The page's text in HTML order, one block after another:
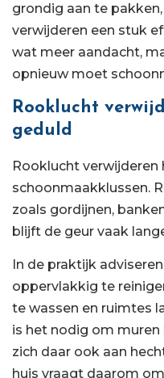
grondig aan te
verwijderen een stuk
wat meer aandacht,
opnieuw moet
Rooklucht
geduld
Rooklucht verwijderen
schoonmaakklussen.
zoals gordijnen,
blijft de geur vaak
In de praktijk
oppervlakkig te
te wassen en ruimtes
is het nodig om
zich daar ook aan
huis vraagt daarom